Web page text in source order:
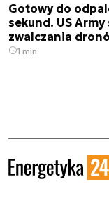
Gotowy do
sekund. US
zwalczania
1 min.